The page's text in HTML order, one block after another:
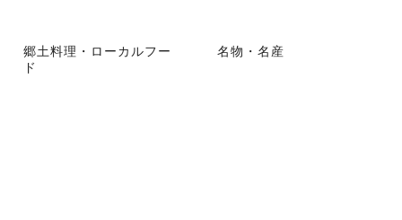
郷土料理・ローカルフー
ド
名物・名産